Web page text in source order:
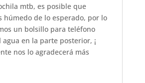
mtb, es posible que
húmedo de lo esperado, por lo
un bolsillo para teléfono
en la parte posterior, ¡
nos lo agradecerá más